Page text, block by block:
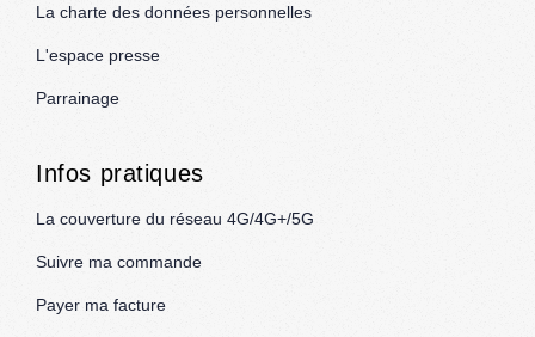
La charte des données personnelles
L'espace presse
Parrainage
Infos pratiques
La couverture du réseau 4G/4G+/5G
Suivre ma commande
Payer ma facture